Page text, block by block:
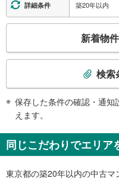
小山内裏公園
Ａ１東口
小山ヶ丘２・３丁目、多摩境通り
小山ヶ丘２・３丁目
エスカレータ
・各ホーム⇔改札
・改札内
・点字案内（券売機・運賃表・階
・ＡＥＤ
詳細条件 築20年以内
検
知
を
け
新着物
検索
保存した条件の確認・通知
えます。
同じこだわりでエリア
東京都の築20年以内の中古マ